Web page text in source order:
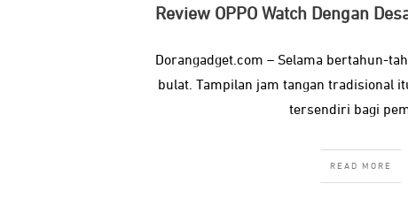
Review OPPO Watch Dengan
Dorangadget.com – Selama bertahun-
bulat. Tampilan jam tangan tradisional
tersendiri bagi
READ MORE